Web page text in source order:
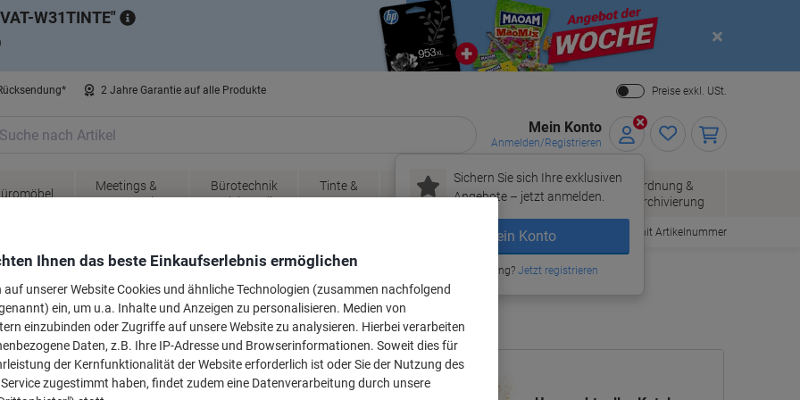
VAT-W31TINTE
Close
2 Jahre Garantie auf alle Produkte Preise exkl. USt.
Mein Konto
Anmelden/Registrieren
Sichern Sie sich Ihre exklusiven
Angebote – jetzt anmelden.
Mein Konto
Neu bei Viking?Jetzt registrieren
Meetings &
Präsentation
Bürotechnik
& Elektronik
Tinte &
Toner
Papier, Versand
& Pakete
Bürobedarf
Ordnung &
Archivierung
Bestellen mit Artikelnummer
Ihnen das beste Einkaufserlebnis ermöglichen
auf unserer Website Cookies und ähnliche Technologien (zusammen nachfolgend
ein, um u.a. Inhalte und Anzeigen zu personalisieren. Medien von
einzubinden oder Zugriffe auf unsere Website zu analysieren. Hierbei verarbeiten
Daten, z.B. Ihre IP-Adresse und Browserinformationen. Soweit dies für
der Kernfunktionalität der Website erforderlich ist oder Sie der Nutzung des
zugestimmt haben, findet zudem eine Datenverarbeitung durch unsere